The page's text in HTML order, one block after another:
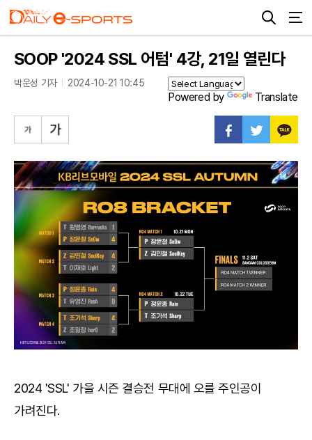
SOOP '2024 SSL 어텀' 4강, 21일 열린다
박운성 기자 2024-10-21 10:45
Powered by Translate
2024 'SSL' 가을 시즌 결승전 무대에 오를 주인공이
가려진다.